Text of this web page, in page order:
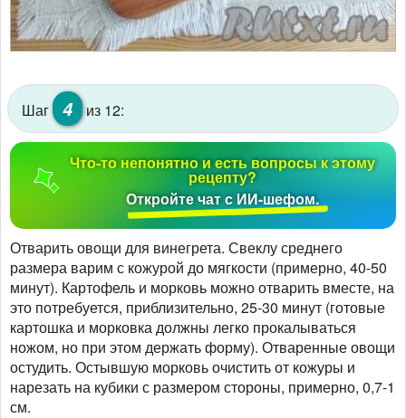
Шаг 4 из 12:
Что-то непонятно и есть вопросы к этому
рецепту?
Откройте чат с ИИ-шефом.
Отварить овощи для винегрета. Свеклу среднего
размера варим с кожурой до мягкости (примерно, 40-50
минут). Картофель и морковь можно отварить вместе, на
это потребуется, приблизительно, 25-30 минут (готовые
картошка и морковка должны легко прокалываться
ножом, но при этом держать форму). Отваренные овощи
остудить. Остывшую морковь очистить от кожуры и
нарезать на кубики с размером стороны, примерно, 0,7-1
см.